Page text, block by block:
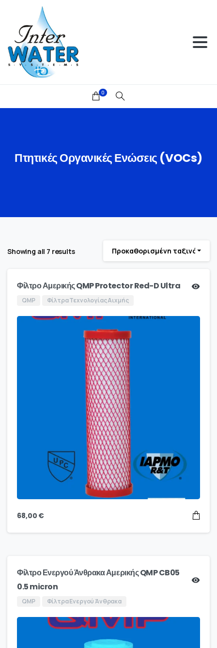
0
ΠτητικέςΟργανικέςΕνώσεις (VOCs)
Showing all 7 results Προκαθορισμένη ταξινόμηση
Φίλτρο Αμερικής QMP Protector Red-D Ultra
QMP Φίλτρα Τεχνολογίας Αιχμής
68,00 €
Φίλτρο Ενεργού Άνθρακα Αμερικής QMP CB05
0.5 micron
QMP Φίλτρα Ενεργού Άνθρακα